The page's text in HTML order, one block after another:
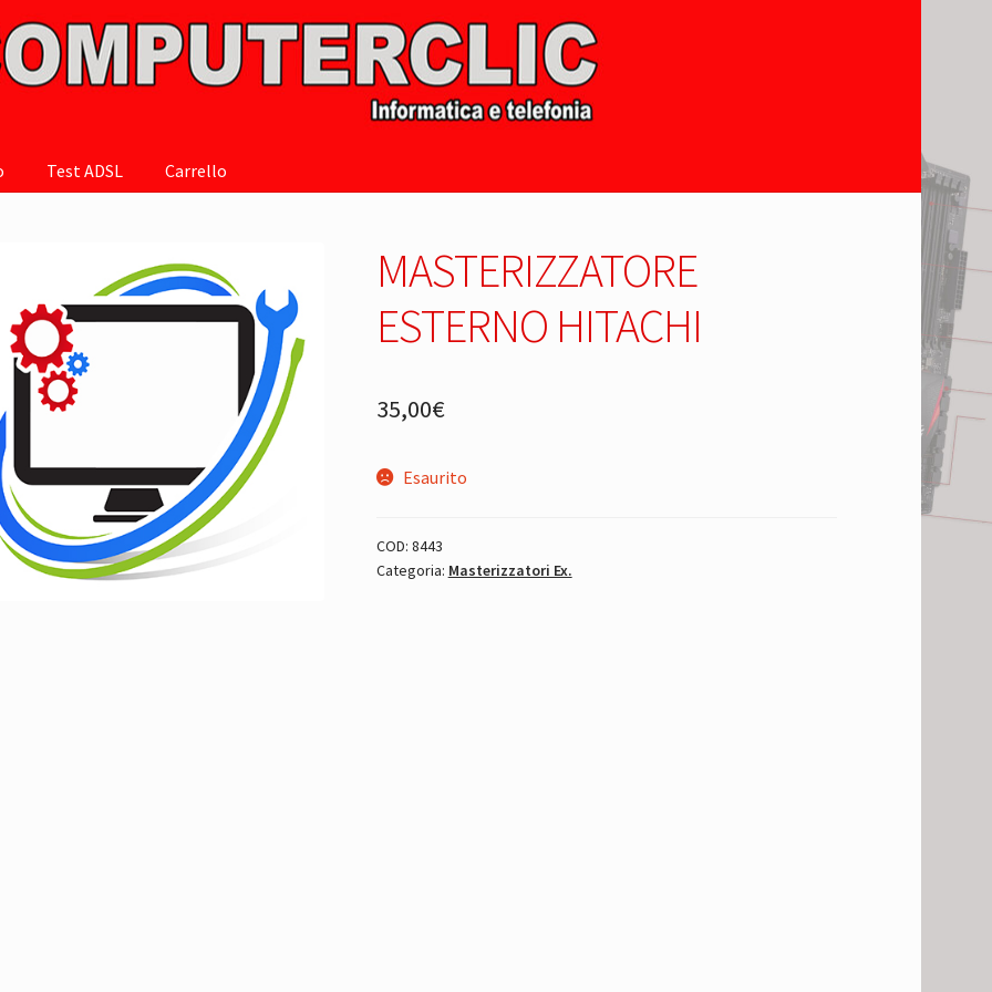
Test ADSL Carrello
MASTERIZZATORE
ESTERNO HITACHI
35,00€
Esaurito
COD: 8443
Categoria: Masterizzatori Ex.